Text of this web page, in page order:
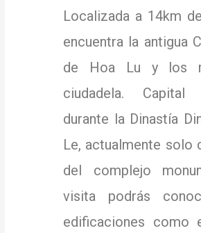
Localizada a 14km
encuentra la antigua
de Hoa Lu y los
ciudadela. Capital
durante la Dinastía
Le, actualmente solo
del complejo
visita podrás
edificaciones como